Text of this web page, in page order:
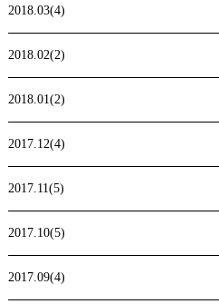
2018.03(4)
2018.02(2)
2018.01(2)
2017.12(4)
2017.11(5)
2017.10(5)
2017.09(4)